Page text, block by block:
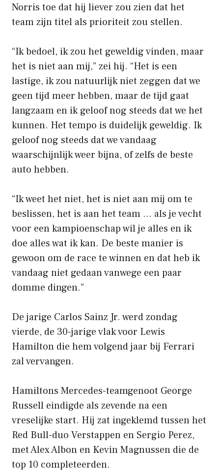
Norris toe dat hij liever zou zien dat het
team zijn titel als prioriteit zou stellen.
“Ik bedoel, ik zou het geweldig vinden, maar
het is niet aan mij,” zei hij. “Het is een
lastige, ik zou natuurlijk niet zeggen dat we
geen tijd meer hebben, maar de tijd gaat
langzaam en ik geloof nog steeds dat we het
kunnen. Het tempo is duidelijk geweldig. Ik
geloof nog steeds dat we vandaag
waarschijnlijk weer bijna, of zelfs de beste
auto hebben.
“Ik weet het niet, het is niet aan mij om te
beslissen, het is aan het team … als je vecht
voor een kampioenschap wil je alles en ik
doe alles wat ik kan. De beste manier is
gewoon om de race te winnen en dat heb ik
vandaag niet gedaan vanwege een paar
domme dingen.”
De jarige Carlos Sainz Jr. werd zondag
vierde, de 30-jarige vlak voor Lewis
Hamilton die hem volgend jaar bij Ferrari
zal vervangen.
Hamiltons Mercedes-teamgenoot George
Russell eindigde als zevende na een
vreselijke start. Hij zat ingeklemd tussen het
Red Bull-duo Verstappen en Sergio Perez,
met Alex Albon en Kevin Magnussen die de
top 10 completeerden.